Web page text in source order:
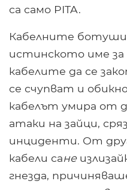
са само PITA.
Кабелните ботуши
истинското име
кабелите да се
се счупват и
кабелът умира от
атаки на зайци,
инциденти. От
кабели сане
гнезда,